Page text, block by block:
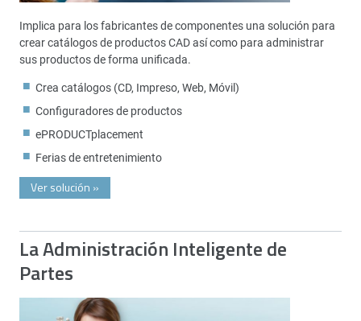
Implica para los fabricantes de componentes una solución para
crear catálogos de productos CAD así como para administrar
sus productos de forma unificada.
Crea catálogos (CD, Impreso, Web, Móvil)
Configuradores de productos
ePRODUCTplacement
Ferias de entretenimiento
Ver solución »
La Administración Inteligente de
Partes